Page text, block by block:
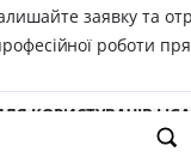
заявку та
роботи
КОРИСТУВАЧІВ
LIGA360 -